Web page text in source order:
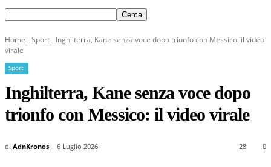
Home Sport
Inghilterra, Kane senza voce dopo trionfo con Messico: il video
virale
Sport
Inghilterra, Kane senza voce dopo
trionfo con Messico: il video virale
di AdnKronos 6 Luglio 2026 0
28